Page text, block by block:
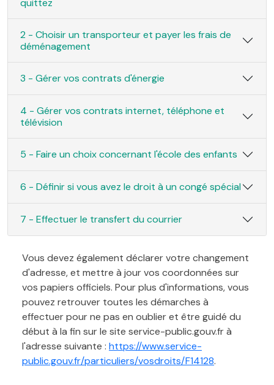
quittez
2 - Choisir un transporteur et payer les frais de
déménagement
3 - Gérer vos contrats d'énergie
4 - Gérer vos contrats internet, téléphone et
télévision
5 - Faire un choix concernant l'école des enfants
6 - Définir si vous avez le droit à un congé spécial
7 - Effectuer le transfert du courrier
Vous devez également déclarer votre changement
d'adresse, et mettre à jour vos coordonnées sur
vos papiers officiels. Pour plus d'informations, vous
pouvez retrouver toutes les démarches à
effectuer pour ne pas en oublier et être guidé du
début à la fin sur le site service-public.gouv.fr à
l'adresse suivante : https://www.service-
public.gouv.fr/particuliers/vosdroits/F14128.